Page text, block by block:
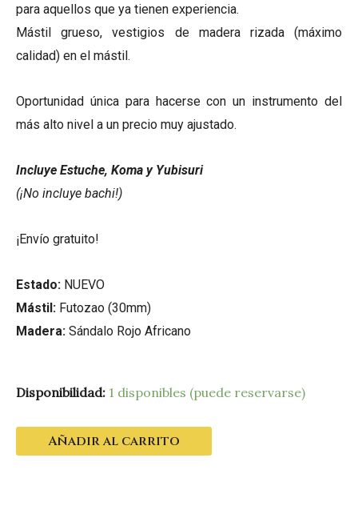
para aquellos que ya tienen experiencia.
Mástil grueso, vestigios de madera rizada (máximo
calidad) en el mástil.
Oportunidad única para hacerse con un instrumento del
más alto nivel a un precio muy ajustado.
Incluye Estuche, Koma y Yubisuri
(¡No incluye bachi!)
¡Envío gratuito!
Estado: NUEVO
Mástil: Futozao (30mm)
Madera: Sándalo Rojo Africano
Disponibilidad: 1 disponibles (puede reservarse)
Añadir al carrito